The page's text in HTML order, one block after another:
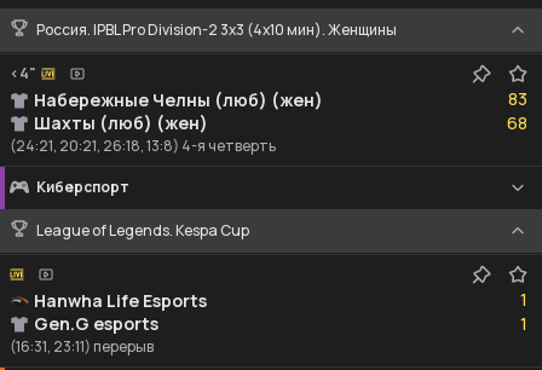
Россия. IPBL Pro Division-2 3x3 (4x10 мин). Женщины
<4"
Набережные Челны (люб) (жен)
Шахты (люб) (жен)
83
83
68
68
(24:21, 20:21, 26:18, 13:8) 4-я четверть
Киберспорт
League of Legends. Kespa Cup
Hanwha Life Esports
Gen.G esports
1
11
1
(16:31, 23:11) перерыв